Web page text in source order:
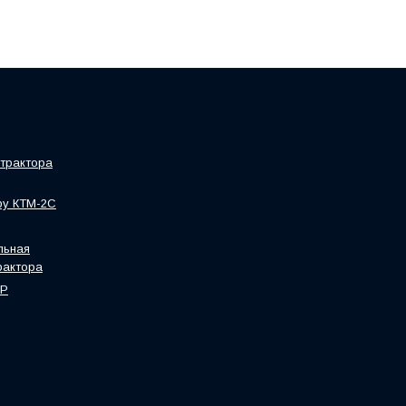
КТМ-2С